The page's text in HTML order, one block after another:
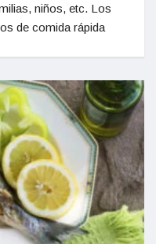
niños, etc. Los
de comida rápida